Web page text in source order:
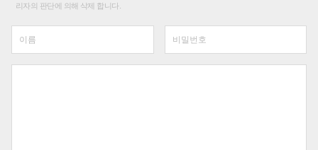
리자의 판단에 의해 삭제 합니다.